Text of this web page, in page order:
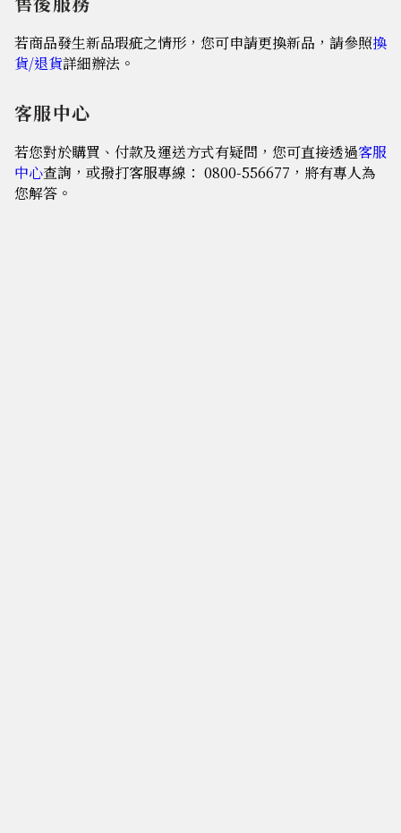
若商品發生新品瑕疵之情形，您可申請更換新品，請參照換
貨/退貨詳細辦法。
客服中心
若您對於購買、付款及運送方式有疑問，您可直接透過客服
中心查詢，或撥打客服專線： 0800-556677，將有專人為
您解答。